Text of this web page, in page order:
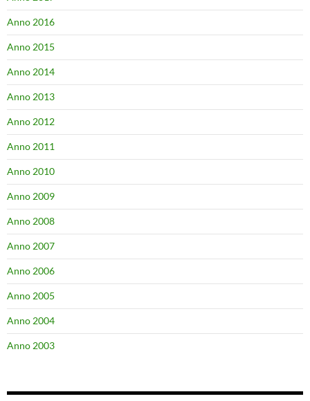
Anno 2016
Anno 2015
Anno 2014
Anno 2013
Anno 2012
Anno 2011
Anno 2010
Anno 2009
Anno 2008
Anno 2007
Anno 2006
Anno 2005
Anno 2004
Anno 2003